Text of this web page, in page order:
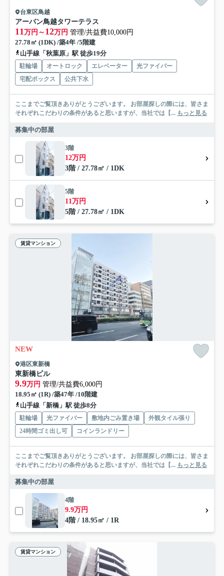
台東区鳥越
アーバン鳥越タワーテラス
11万円～ 12万円 管理/共益費10,000円
27.78㎡ (1DK) /築4年 /5階建
山手線「秋葉原」駅 徒歩19分
駐輪場 オートロック エレベーター
光ファイバー
宅配ボックス
公共下水
ここまでご覧頂きありがとうございます。 お部屋探しの際には、皆さま
それぞれこだわりの条件があると思いますが、当社では【... もっと見る
募集中の部屋
3階
12万円
3階 / 27.78㎡ / 1DK
5階
11万円
5階 / 27.78㎡ / 1DK
賃貸マンション
NEW
港区東新橋
東新橋ビル
9.9万円 管理/共益費6,000円
18.95㎡ (1R) /築47年 /10階建
山手線「新橋」駅 徒歩8分
駐輪場 光ファイバー 敷地内ごみ置き場
外観タイル張り
24時間ゴミ出し可
コインランドリー
ここまでご覧頂きありがとうございます。 お部屋探しの際には、皆さま
それぞれこだわりの条件があると思いますが、当社では【... もっと見る
募集中の部屋
4階
9.9万円
4階 / 18.95㎡ / 1R
賃貸マンション